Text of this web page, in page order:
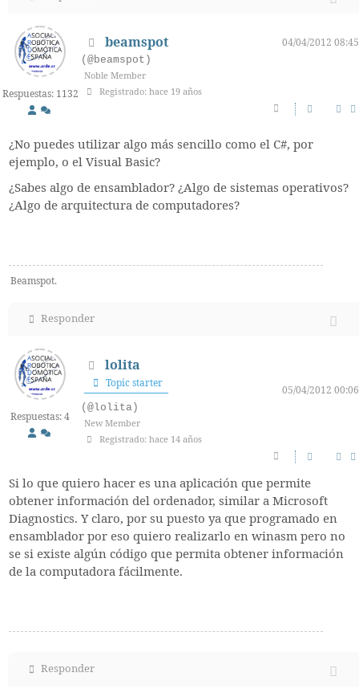
Respuestas: 1132
beamspot
04/04/2012 08:45
(@beamspot)
Noble Member
Registrado: hace 19 años
¿No puedes utilizar algo más sencillo como el C#, por
ejemplo, o el Visual Basic?
¿Sabes algo de ensamblador? ¿Algo de sistemas operativos?
¿Algo de arquitectura de computadores?
Beamspot.
Responder
Respuestas: 4
lolita
Topic starter
05/04/2012 00:06
(@lolita)
New Member
Registrado: hace 14 años
Si lo que quiero hacer es una aplicación que permite
obtener información del ordenador, similar a Microsoft
Diagnostics. Y claro, por su puesto ya que programado en
ensamblador por eso quiero realizarlo en winasm pero no
se si existe algún código que permita obtener información
de la computadora fácilmente.
Responder